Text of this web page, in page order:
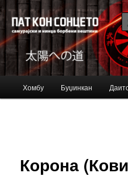
Bujinkan blog
Just another Bujinkan Sites site
Оди
содржина
Хомбу Буџинкан
Корона